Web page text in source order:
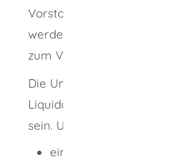
Vorstandsmitglieder
werden, so gilt dies auch
zum Vereinsregister.
Die Unterschriften der
Liquidatoren anmelden,
sein. Unterschriften
ein Notar oder eine